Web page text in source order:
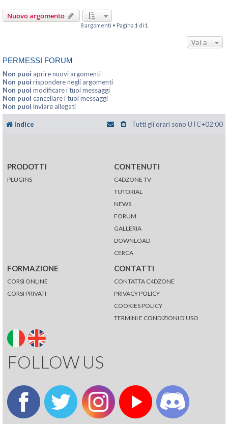
Nuovo argomento
8 argomenti • Pagina 1 di 1
Vai a
PERMESSI FORUM
Non puoi aprire nuovi argomenti
Non puoi rispondere negli argomenti
Non puoi modificare i tuoi messaggi
Non puoi cancellare i tuoi messaggi
Non puoi inviare allegati
Indice Tutti gli orari sono UTC+02:00
PRODOTTI
PLUGINS
CONTENUTI
C4DZONE TV
TUTORIAL
NEWS
FORUM
GALLERIA
DOWNLOAD
CERCA
FORMAZIONE
CORSI ONLINE
CORSI PRIVATI
CONTATTI
CONTATTA C4DZONE
PRIVACY POLICY
COOKIES POLICY
TERMINI E CONDIZIONI D'USO
FOLLOW US